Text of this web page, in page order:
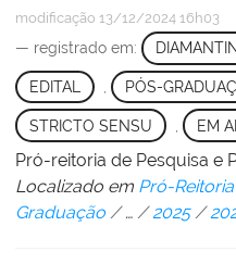
modificação 13/12/2024 16h03
— registrado em:
EDITAL PÓS-
STRICTO SENSU EM
Pró-reitoria de Pesquisa e
Localizado em Pró-
Graduação /… /2025 /